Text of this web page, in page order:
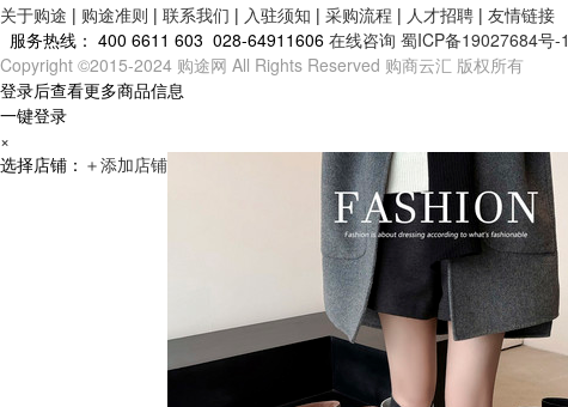
关于购途 | 购途准则 | 联系我们 | 入驻须知 | 采购流程 | 人才招聘 | 友情链接
服务热线： 400 6611 603 028-64911606 在线咨询 蜀ICP备19027684号-1
Copyright ©2015-2024 购途网 All Rights Reserved 购商云汇 版权所有
登录后查看更多商品信息
一键登录
×
选择店铺： ＋添加店铺